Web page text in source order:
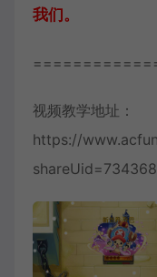
我们。
视频教学地址：
https://